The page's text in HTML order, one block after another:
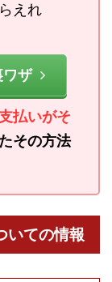
えれ
ザ
払いがそ
その方法
いての情報